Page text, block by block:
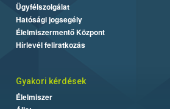
Ügyfélszolgálat
Hatósági jogsegély
Élelmiszermentő Központ
Hírlevél feliratkozás
Gyakori kérdések
Élelmiszer